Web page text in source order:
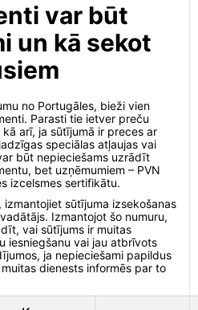
var būt
un kā sekot
no Portugāles, bieži vien
Parasti tie ietver preču
arī, ja sūtījumā ir preces ar
speciālas atļaujas vai
būt nepieciešams uzrādīt
bet uzņēmumiem – PVN
izcelsmes sertifikātu.
sūtījuma izsekošanas
Izmantojot šo numuru,
vai sūtījums ir muitas
iesniegšanu vai jau atbrīvots
ja nepieciešami papildus
dienests informēs par to